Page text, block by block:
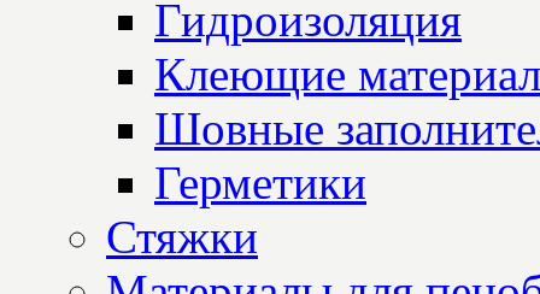
Гидроизоляция
Клеющие
Шовные
Герметики
Стяжки